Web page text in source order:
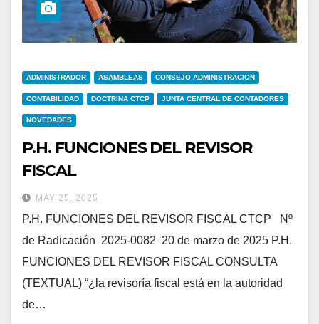
ADMINISTRADOR ASAMBLEAS CONSEJO ADMINISTRACION
CONTABILIDAD DOCTRINA CTCP JUNTA CENTRAL DE CONTADORES
NOVEDADES
P.H. FUNCIONES DEL REVISOR
FISCAL
MAY 25, 2025
P.H. FUNCIONES DEL REVISOR FISCAL CTCP Nº
de Radicación 2025-0082 20 de marzo de 2025 P.H.
FUNCIONES DEL REVISOR FISCAL CONSULTA
(TEXTUAL) “¿la revisoría fiscal está en la autoridad
de…